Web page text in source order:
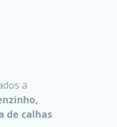
a
de calhas